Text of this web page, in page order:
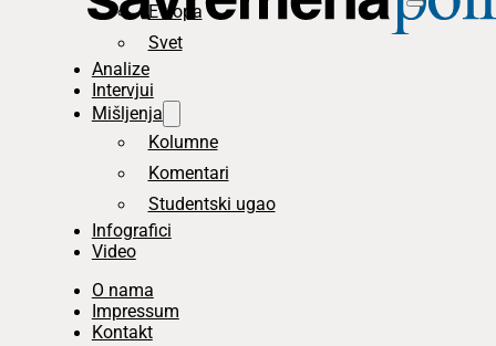
Evropa
Svet
Analize
Intervjui
Mišljenja
Kolumne
Komentari
Studentski ugao
Infografici
Video
O nama
Impressum
Kontakt